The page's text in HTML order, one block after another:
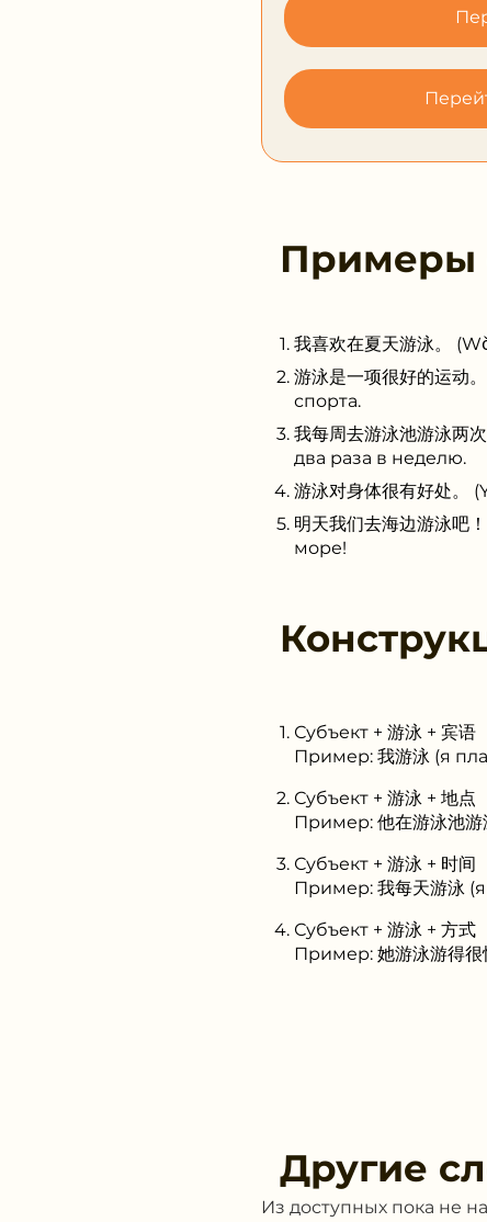
Примеры
我喜欢在夏天游泳。
游泳是一项很好的运
спорта.
我每周去游泳池游泳
два раза в неделю.
游泳对身体很有好处
明天我们去海边游泳
море!
Субъект + 游泳 + 宾语
Пример: 我游泳 (я
Субъект + 游泳 + 地点
Пример: 他在游泳池
Субъект + 游泳 + 时间
Пример: 我每天游泳
Субъект + 游泳 + 方式
Пример: 她游泳游得
Другие
Из доступных пока не